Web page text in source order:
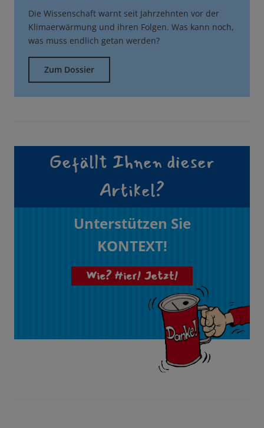
Die Wissenschaft warnt seit Jahrzehnten vor der
Klimaerwärmung und ihren Folgen. Was kann noch,
was muss endlich getan werden?
Zum Dossier
Gefällt Ihnen dieser
Artikel?
Unterstützen Sie
KONTEXT!
Wie? Hier! Jetzt!